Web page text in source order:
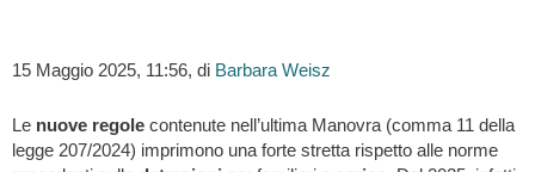
15 Maggio 2025, 11:56, di Barbara Weisz
Le nuove regole contenute nell’ultima Manovra (comma 11 della
legge 207/2024) imprimono una forte stretta rispetto alle norme